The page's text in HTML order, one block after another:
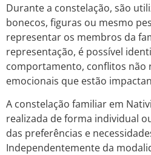
Durante a constelação, são
bonecos, figuras ou mesmo
representar os membros da
representação, é possível
comportamento, conflitos não
emocionais que estão
A constelação familiar em
realizada de forma individual
das preferências e
Independentemente da